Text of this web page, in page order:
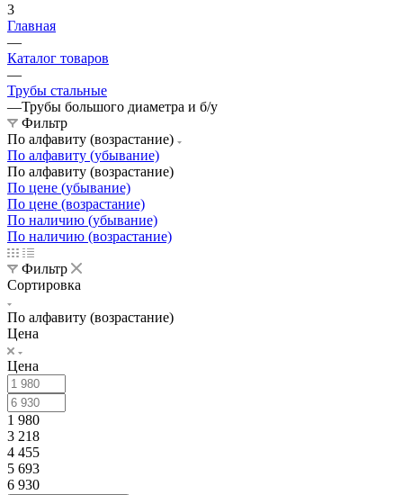
3
Главная
—
Каталог товаров
—
Трубы стальные
—Трубы большого диаметра и б/у
Фильтр
По алфавиту (возрастание)
По алфавиту (убывание)
По алфавиту (возрастание)
По цене (убывание)
По цене (возрастание)
По наличию (убывание)
По наличию (возрастание)
Фильтр
Сортировка
По алфавиту (возрастание)
Цена
Цена
1 980
3 218
4 455
5 693
6 930